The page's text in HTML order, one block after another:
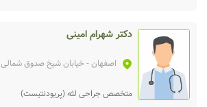
دکتر شهرام امینی
اصفهان- خیابان شیخ صدوق شمالی
متخصص جراحی لثه (پریودنتیست)